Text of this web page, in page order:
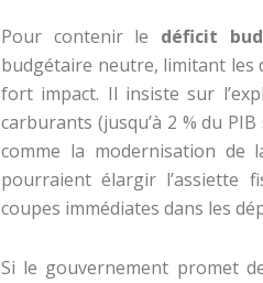
Pour contenir le déficit
budgétaire neutre, limitant les
fort impact. Il insiste sur
carburants (jusqu’à 2 % du
comme la modernisation de
pourraient élargir l’assiette
coupes immédiates dans les
Si le gouvernement promet